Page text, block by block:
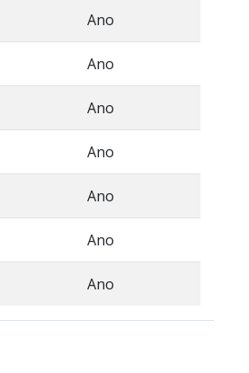
Ano
Ano
Ano
Ano
Ano
Ano
Ano